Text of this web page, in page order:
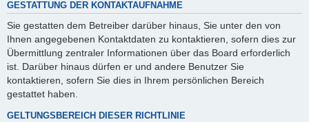
GESTATTUNG DER KONTAKTAUFNAHME
Sie gestatten dem Betreiber darüber hinaus, Sie unter den von
Ihnen angegebenen Kontaktdaten zu kontaktieren, sofern dies zur
Übermittlung zentraler Informationen über das Board erforderlich
ist. Darüber hinaus dürfen er und andere Benutzer Sie
kontaktieren, sofern Sie dies in Ihrem persönlichen Bereich
gestattet haben.
GELTUNGSBEREICH DIESER RICHTLINIE